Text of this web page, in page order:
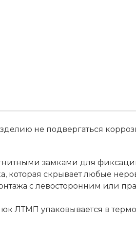
не подвергаться
замками для
которая скрывает любые
с левосторонним или
ЛТМП упаковывается в